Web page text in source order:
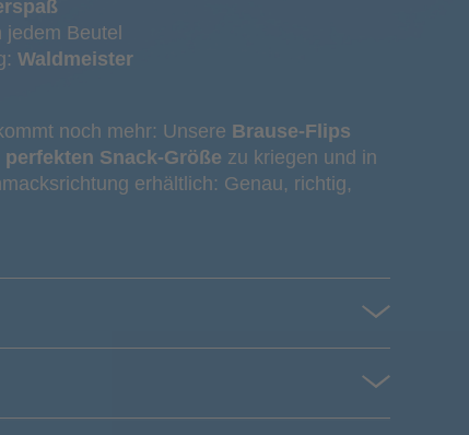
jedem Beutel
Waldmeister
noch mehr: Unsere Brause-Flips
perfekten Snack-Größe zu kriegen und in
erhältlich: Genau, richtig,